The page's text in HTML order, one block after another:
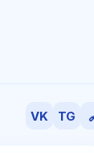
VK TG